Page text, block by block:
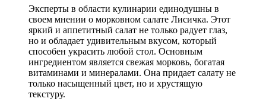
Эксперты в области кулинарии единодушны в
своем мнении о морковном салате Лисичка. Этот
яркий и аппетитный салат не только радует глаз,
но и обладает удивительным вкусом, который
способен украсить любой стол. Основным
ингредиентом является свежая морковь, богатая
витаминами и минералами. Она придает салату не
только насыщенный цвет, но и хрустящую
текстуру.